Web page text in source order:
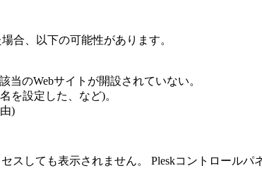
合、以下の可能性があります。
のWebサイトが開設されていない。
を設定した、など)。
)
スしても表示されません。 Pleskコントロール